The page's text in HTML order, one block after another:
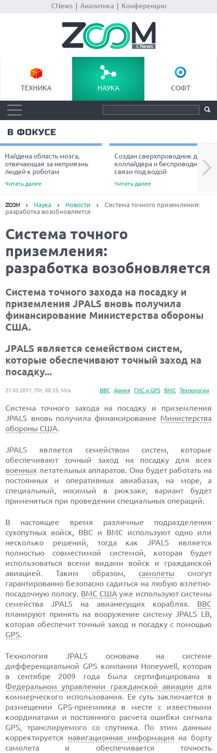
CNews| Аналитика| Конференции
ТЕХНИКА НАУКА СОФТ
В ФОКУСЕ
Найдена область мозга,
отвечающая за неприязнь
людей к роботам
Читать далее
Создан сверхпроводник для
коллайдера и беспроводной
связи под водой
Читать далее
Next
Наука Новости
Система точного приземления:
разработка возобновляется
Система точного
приземления:
разработка возобновляется
Система точного захода на посадку и
приземления JPALS вновь получила
финансирование Министерства обороны
США.
JPALS является семейством систем,
которые обеспечивают точный заход на
посадку...
ВВС Армия ГИС и GPS ВМС Технологии
21.03.2011, ПН, 08:33, Мск
Система точного захода на посадку и приземления
JPALS вновь получила финансирование Министерства
обороны США.
JPALS является семейством систем, которые
обеспечивают точный заход на посадку для всех
военных летательных аппаратов. Она будет работать на
постоянных и оперативных авиабазах, на море, а
специальный, носимый в рюкзаке, вариант будет
применяться при проведении специальных операций.
В настоящее время различные подразделения
сухопутных войск, ВВС и ВМС используют одно или
несколько решений, тогда как JPALS является
полностью совместимой системой, которая будет
использоваться всеми видами войск и гражданской
авиацией. Таким образом, самолеты смогут
гарантированно безопасно садиться на любую взлетно-
посадочную полосу. ВМС США уже используют системы
семейства JPALS на авианесущих кораблях. ВВС
планируют принять на вооружение систему JPALS LB,
которая обеспечит точный заход и посадку с помощью
GPS.
Технология JPALS основана на системе
дифференциальной GPS компании Honeywell, которая
в сентябре 2009 года была сертифицирована в
Федеральном управлении гражданской авиации для
коммерческого использования. Ее суть заключается в
размещении GPS-приемника в месте с известными
координатами и постоянного расчета ошибки сигнала
GPS, транслируемого со спутника. По этим данным
корректируется навигационная информация на борту
самолета и обеспечивается точность